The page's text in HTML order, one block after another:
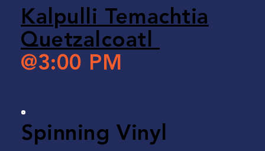
Kalpulli Temachtia
Quetzalcoatl
@3:00 PM
Spinning Vinyl